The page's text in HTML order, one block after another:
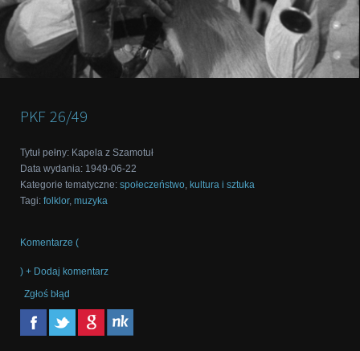
PKF 26/49
Tytuł pełny: Kapela z Szamotuł
Data wydania: 1949-06-22
Kategorie tematyczne: społeczeństwo, kultura i sztuka
Tagi: folklor, muzyka
Komentarze (
) + Dodaj komentarz
Zgłoś błąd